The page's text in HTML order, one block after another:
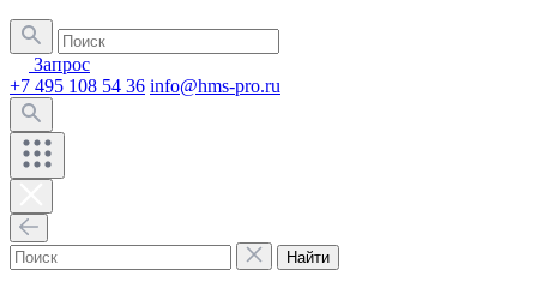
Запрос
+7 495 108 54 36 info@hms-pro.ru
Найти